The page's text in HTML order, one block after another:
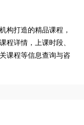
构打造的精品课程，
程详情，上课时段、
课程等信息查询与咨